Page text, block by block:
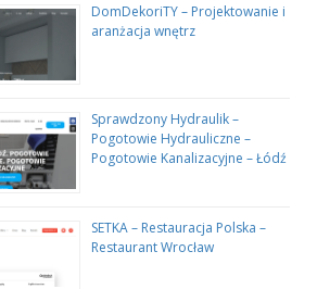
DomDekoriTY – Projektowanie i
aranżacja wnętrz
Sprawdzony Hydraulik –
Pogotowie Hydrauliczne –
Pogotowie Kanalizacyjne – Łódź
SETKA – Restauracja Polska –
Restaurant Wrocław